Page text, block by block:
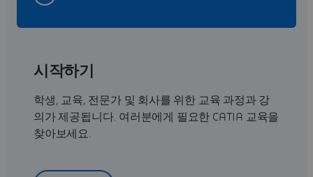
시작하기
학생, 교육, 전문가 및 회사를 위한 교육 과정과 강
의가 제공됩니다. 여러분에게 필요한 CATIA 교육을
찾아보세요.